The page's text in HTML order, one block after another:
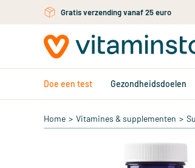
Ga naar de hoofdinhoud
Doe een test Gezondheidsdoelen
Home > Vitamines & supplementen >